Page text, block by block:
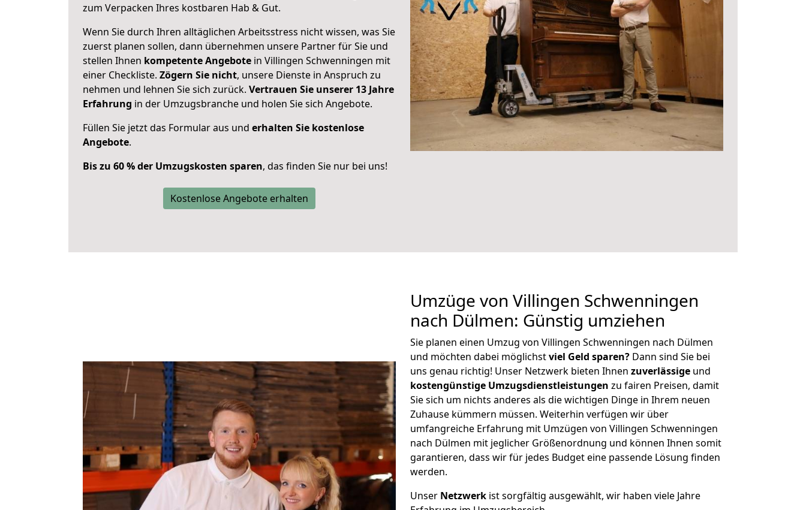
zum Verpacken Ihres kostbaren Hab & Gut.
Wenn Sie durch Ihren alltäglichen Arbeitsstress nicht wissen, was Sie
zuerst planen sollen, dann übernehmen unsere Partner für Sie und
stellen Ihnen kompetente Angebote in Villingen Schwenningen mit
einer Checkliste. Zögern Sie nicht, unsere Dienste in Anspruch zu
nehmen und lehnen Sie sich zurück. Vertrauen Sie unserer 13 Jahre
Erfahrung in der Umzugsbranche und holen Sie sich Angebote.
Füllen Sie jetzt das Formular aus und erhalten Sie kostenlose
Angebote.
Bis zu 60 % der Umzugskosten sparen, das finden Sie nur bei uns!
Kostenlose Angebote erhalten
Umzüge von Villingen Schwenningen
nach Dülmen: Günstig umziehen
Sie planen einen Umzug von Villingen Schwenningen nach Dülmen
und möchten dabei möglichstviel Geld sparen? Dann sind Sie bei
uns genau richtig! Unser Netzwerk bieten Ihnen zuverlässige und
kostengünstige Umzugsdienstleistungen zu fairen Preisen, damit
Sie sich um nichts anderes als die wichtigen Dinge in Ihrem neuen
Zuhause kümmern müssen. Weiterhin verfügen wir über
umfangreiche Erfahrung mit Umzügen von Villingen Schwenningen
nach Dülmen mit jeglicher Größenordnung und können Ihnen somit
garantieren, dass wir für jedes Budget eine passende Lösung finden
werden.
Unser Netzwerk ist sorgfältig ausgewählt, wir haben viele Jahre